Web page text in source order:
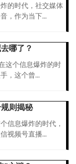
的时代，社交媒体
，作为当下...
哪了？
这个信息爆炸的时
，这个曾...
则揭秘
信息爆炸的时代，
视频号直播...